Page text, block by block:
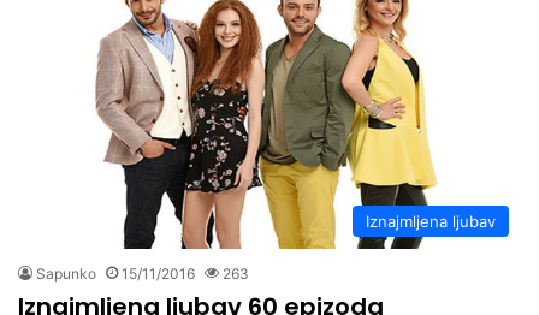
Iznajmljena ljubav
Sapunko 15/11/2016 263
Iznajmljena ljubav 60 epizoda